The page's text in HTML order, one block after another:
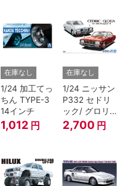
在庫なし
1/24 加工てっ
ちん TYPE-3
14インチ
1,012 円
在庫なし
1/24 ニッサン
P332 セドリ
ック/ グロリ
ア 4HT280E
ブロアム '78
2,700 円